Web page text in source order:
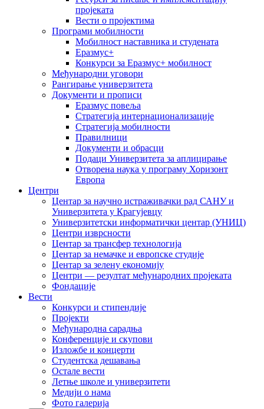
пројеката
Вести о пројектима
Програми мобилности
Мобилност наставника и студената
Еразмус+
Конкурси за Еразмус+ мобилност
Међународни уговори
Рангирање универзитета
Документи и прописи
Еразмус повеља
Стратегија интернационализације
Стратегија мобилности
Правилници
Документи и обрасци
Подаци Универзитета за аплицирање
Отворена наука у програму Хоризонт
Европа
Центри
Центар за научно истраживачки рад САНУ и
Универзитета у Крагујевцу
Универзитетски информатички центар (УНИЦ)
Центри изврсности
Центар за трансфер технологија
Центар за немачке и европске студије
Центар за зелену економију
Центри — резултат међународних пројеката
Фондације
Вести
Конкурси и стипендије
Пројекти
Међународна сарадња
Конференције и скупови
Изложбе и концерти
Студентска дешавања
Остале вести
Летње школе и универзитети
Медији о нама
Фото галерија